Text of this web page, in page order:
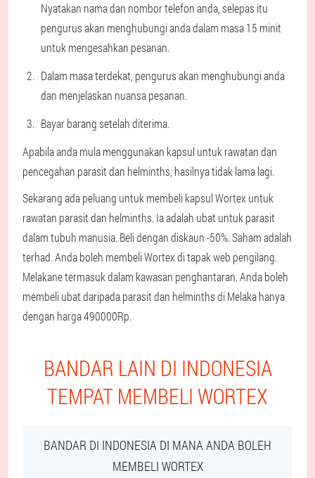
Nyatakan nama dan nombor telefon anda, selepas itu
pengurus akan menghubungi anda dalam masa 15 minit
untuk mengesahkan pesanan.
Dalam masa terdekat, pengurus akan menghubungi anda
dan menjelaskan nuansa pesanan.
Bayar barang setelah diterima.
Apabila anda mula menggunakan kapsul untuk rawatan dan
pencegahan parasit dan helminths, hasilnya tidak lama lagi.
Sekarang ada peluang untuk membeli kapsul Wortex untuk
rawatan parasit dan helminths. Ia adalah ubat untuk parasit
dalam tubuh manusia. Beli dengan diskaun -50%. Saham adalah
terhad. Anda boleh membeli Wortex di tapak web pengilang.
Melakane termasuk dalam kawasan penghantaran. Anda boleh
membeli ubat daripada parasit dan helminths di Melaka hanya
dengan harga 490000Rp.
BANDAR LAIN DI INDONESIA
TEMPAT MEMBELI WORTEX
BANDAR DI INDONESIA DI MANA ANDA BOLEH
MEMBELI WORTEX